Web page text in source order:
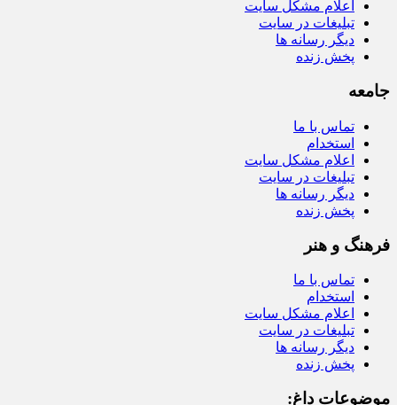
اعلام مشکل سایت
تبلیغات در سایت
دیگر رسانه ها
پخش زنده
جامعه
تماس با ما
استخدام
اعلام مشکل سایت
تبلیغات در سایت
دیگر رسانه ها
پخش زنده
فرهنگ و هنر
تماس با ما
استخدام
اعلام مشکل سایت
تبلیغات در سایت
دیگر رسانه ها
پخش زنده
موضوعات داغ: